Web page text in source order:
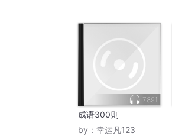
7891
成语300则
by： 幸运凡123